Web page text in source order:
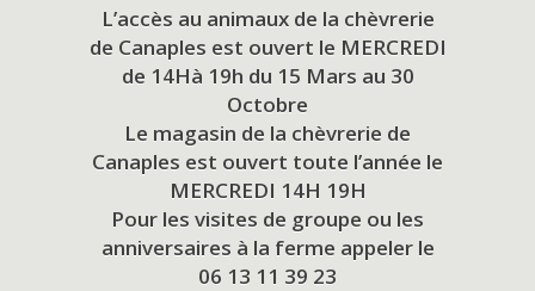
L’accès au animaux de la chèvrerie
de Canaples est ouvert le MERCREDI
de 14Hà 19h du 15 Mars au 30
Octobre
Le magasin de la chèvrerie de
Canaples est ouvert toute l’année le
MERCREDI 14H 19H
Pour les visites de groupe ou les
anniversaires à la ferme appeler le
06 13 11 39 23